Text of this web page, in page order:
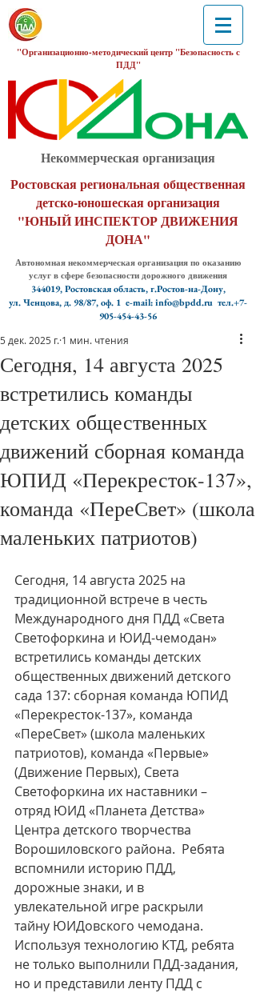
"Организационно-методический центр "Безопасность с
ПДД"
Некоммерческая организация
Ростовская региональная общественная
детско-юношеская организация
"ЮНЫЙ ИНСПЕКТОР ДВИЖЕНИЯ
ДОНА"
Автономная некоммерческая организация по оказанию
услуг в сфере безопасности дорожного движения
344019, Ростовская область, г.Ростов-на-Дону,
ул. Ченцова, д. 98/87, оф. 1 e-mail: info@bpdd.ru тел.+7-
905-454-43-56
Сегодня, 14 августа 2025
встретились команды
детских общественных
движений сборная команда
ЮПИД «Перекресток-137»,
команда «ПереСвет» (школа
маленьких патриотов)
5 дек. 2025 г. 1 мин. чтения
Сегодня, 14 августа 2025 на
традиционной встрече в честь
Международного дня ПДД «Света
Светофоркина и ЮИД-чемодан»
встретились команды детских
общественных движений детского
сада 137: сборная команда ЮПИД
«Перекресток-137», команда
«ПереСвет» (школа маленьких
патриотов), команда «Первые»
(Движение Первых), Света
Светофоркина их наставники –
отряд ЮИД «Планета Детства»
Центра детского творчества
Ворошиловского района.  Ребята
вспомнили историю ПДД,
дорожные знаки, и в
увлекательной игре раскрыли
тайну ЮИДовского чемодана.
Используя технологию КТД, ребята
не только выполнили ПДД-задания,
но и представили ленту ПДД с